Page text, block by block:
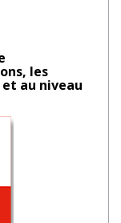
les
au niveau